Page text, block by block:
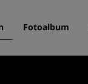
Fotoalbum